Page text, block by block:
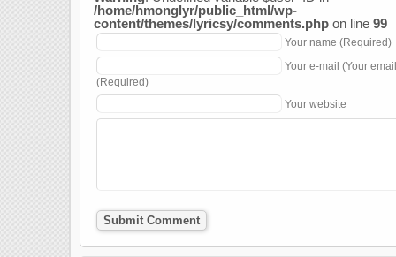
/home/hmonglyr/public_html/wp-
content/themes/lyricsy/comments.php on line 99
Your name (Required)
Your e-mail (Your
(Required)
Your website